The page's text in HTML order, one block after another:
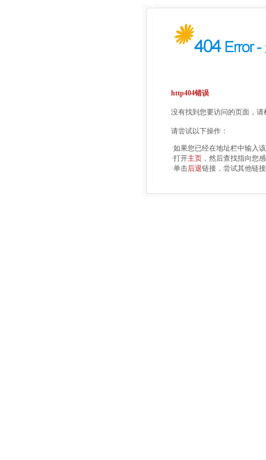
http404错误
没有找到您要访问的页面，
请尝试以下操作：
·如果您已经在地址栏中输入
·打开主页 ，然后查找指向您
·单击后退链接，尝试其他链